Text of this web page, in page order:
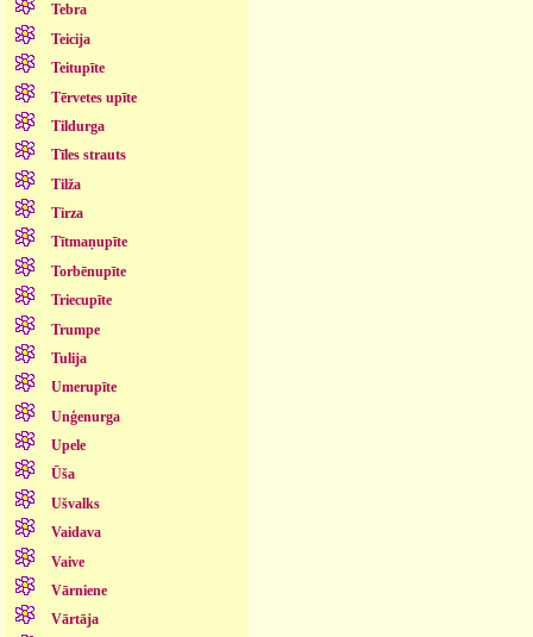
Tebra
Teicija
Teitupīte
Tērvetes upīte
Tildurga
Tīles strauts
Tilža
Tirza
Tītmaņupīte
Torbēnupīte
Triecupīte
Trumpe
Tulija
Umerupīte
Unģenurga
Upele
Ūša
Ušvalks
Vaidava
Vaive
Vārniene
Vārtāja